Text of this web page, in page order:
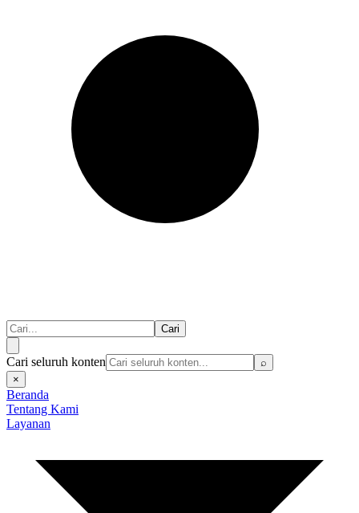
Cari
Cari seluruh konten
⌕
×
Beranda
Tentang Kami
Layanan